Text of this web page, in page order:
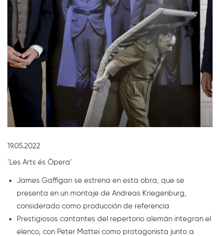
19.05.2022
‘Les Arts és Òpera’
James Gaffigan se estrena en esta obra, que se
presenta en un montaje de Andreas Kriegenburg,
considerado como producción de referencia
Prestigiosos cantantes del repertorio alemán integran el
elenco, con Peter Mattei como protagonista junto a